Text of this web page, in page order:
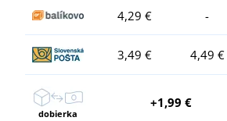
4,29 € -
3,49 € 4,49 €
dobierka
+1,99 €